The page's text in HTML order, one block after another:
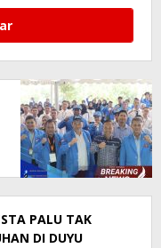
PALU TAK
DI DUYU